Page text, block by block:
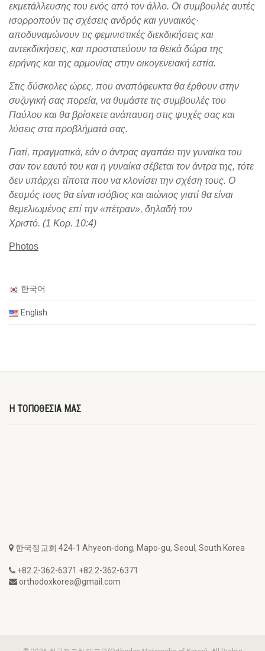
εκμετάλλευσης του ενός από τον άλλο. Οι συμβουλές αυτές
ισορροπούν τις σχέσεις ανδρός και γυναικός·
αποδυναμώνουν τις φεμινιστικές διεκδικήσεις και
αντεκδικήσεις, και προστατεύουν τα θεϊκά δώρα της
ειρήνης και της αρμονίας στην οικογενειακή εστία.
Στις δύσκολες ώρες, που αναπόφευκτα θα έρθουν στην
συζυγική σας πορεία, να θυμάστε τις συμβουλές του
Παύλου και θα βρίσκετε ανάπαυση στις ψυχές σας και
λύσεις στα προβλήματά σας.
Γιατί, πραγματικά, εάν ο άντρας αγαπάει την γυναίκα του
σαν τον εαυτό του και η γυναίκα σέβεται τον άντρα της, τότε
δεν υπάρχει τίποτα που να κλονίσει την σχέση τους. Ο
δεσμός τους θα είναι ισόβιος και αιώνιος γιατί θα είναι
θεμελιωμένος επί την «πέτραν», δηλαδή τον
Χριστό. (1 Κορ. 10:4)
Photos
한국어
English
Η ΤΟΠΟΘΕΣΙΑ ΜΑΣ
한국정교회 424-1 Ahyeon-dong, Mapo-gu, Seoul, South Korea
+82 2-362-6371 +82 2-362-6371
orthodoxkorea@gmail.com